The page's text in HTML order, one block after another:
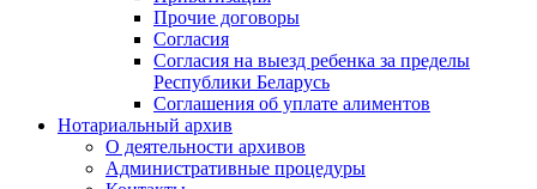
Прочие договоры
Согласия
Согласия на выезд ребенка за пределы
Республики Беларусь
Соглашения об уплате алиментов
Нотариальный архив
О деятельности архивов
Административные процедуры